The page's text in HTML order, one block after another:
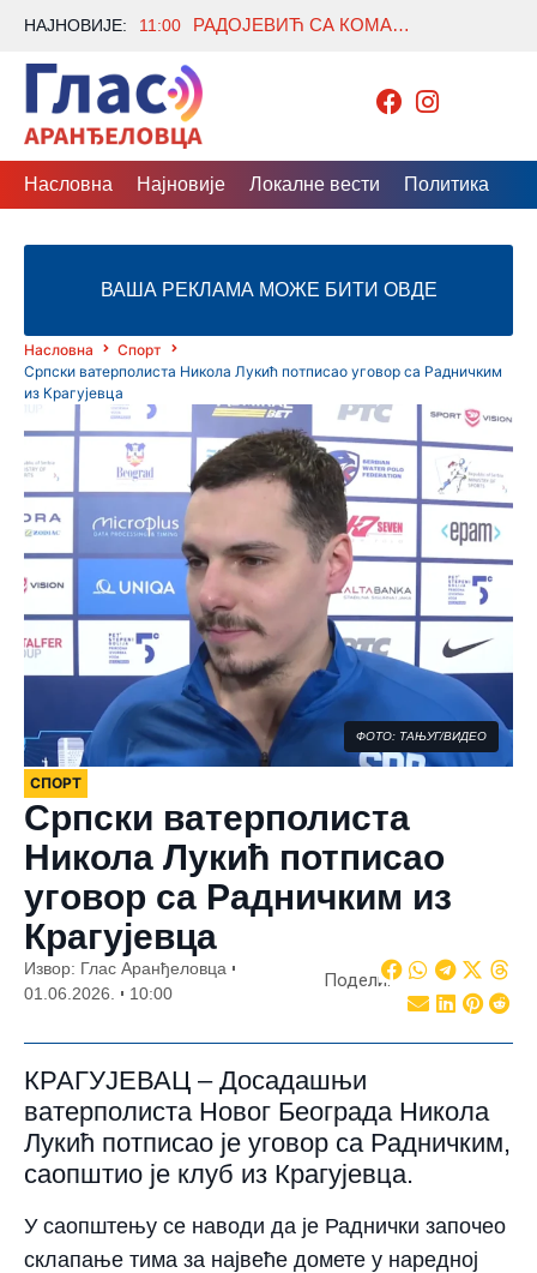
НАЈНОВИЈЕ: 11:00 РАДОЈЕВИЋ СА КОМАНДАНТОМ КФОР-А О БЕЗБЕДНОСТИ И ПРОБЛЕМИМА ГРАЂАНА СЕВЕРНЕ МИТРОВИЦЕ
Насловна Најновије Локалне вести Политика
ВАША РЕКЛАМА МОЖЕ БИТИ ОВДЕ
Насловна
Спорт
Српски ватерполиста Никола Лукић потписао уговор са Радничким
из Крагујевца
ФОТО: ТАЊУГ/ВИДЕО
СПОРТ
Српски ватерполиста
Никола Лукић потписао
уговор са Радничким из
Крагујевца
Извор: Глас Аранђеловца
01.06.2026.
10:00
Подели:
КРАГУЈЕВАЦ – Досадашњи
ватерполиста Новог Београда Никола
Лукић потписао је уговор са Радничким,
саопштио је клуб из Крагујевца.
У саопштењу се наводи да је Раднички започео
склапање тима за највеће домете у наредној